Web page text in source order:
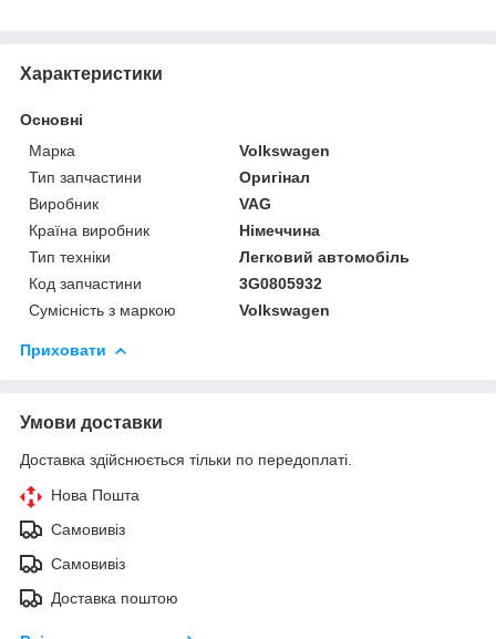
Характеристики
Основні
Марка
Volkswagen
Тип запчастини
Оригінал
Виробник
VAG
Країна виробник
Німеччина
Тип техніки
Легковий автомобіль
Код запчастини
3G0805932
Сумісність з маркою
Volkswagen
Приховати
Умови доставки
Доставка здійснюється тільки по передоплаті.
Нова Пошта
Самовивіз
Самовивіз
Доставка поштою